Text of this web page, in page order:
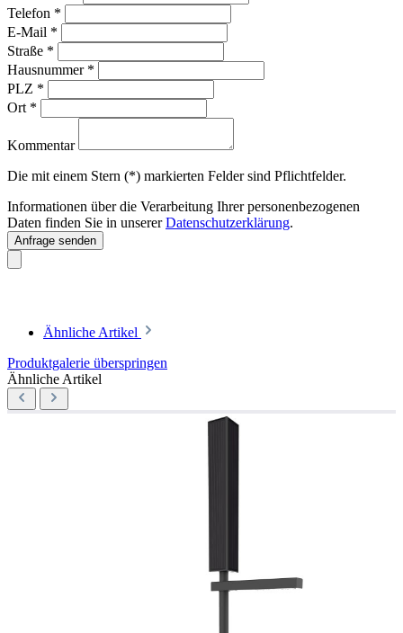
Telefon *
E-Mail *
Straße *
Hausnummer *
PLZ *
Ort *
Kommentar
Die mit einem Stern (*) markierten Felder sind Pflichtfelder.
Informationen über die Verarbeitung Ihrer personenbezogenen
Daten finden Sie in unsererDatenschutzerklärung.
Anfrage senden
Ähnliche Artikel
Produktgalerie überspringen
Ähnliche Artikel